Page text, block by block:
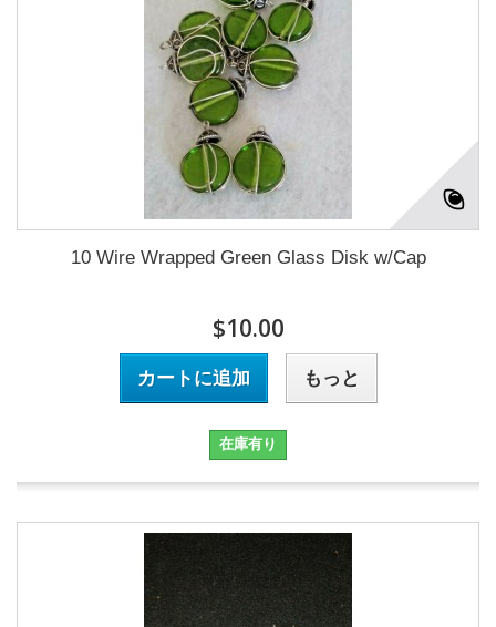
10 Wire Wrapped Green Glass Disk w/Cap
$10.00
カートに追加 もっと
在庫有り